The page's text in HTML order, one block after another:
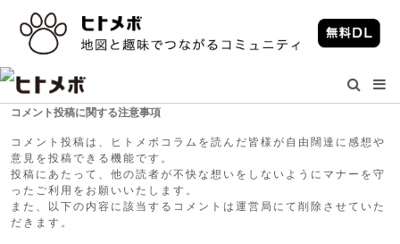
コメント投稿に関する注意事項
コメント投稿は、ヒトメボコラムを読んだ皆様が自由闊達に感想や
意見を投稿できる機能です。
投稿にあたって、他の読者が不快な想いをしないようにマナーを守
ったご利用をお願いいたします。
また、以下の内容に該当するコメントは運営局にて削除させていた
だきます。